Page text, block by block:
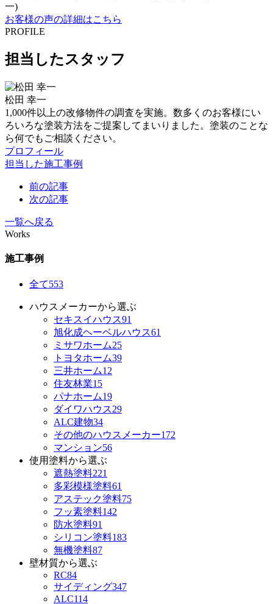
一)
お客様の声の詳細はこちら
PROFILE
担当したスタッフ
松田 幸一
1,000件以上の改修物件の調査を実施。数多くのお客様にい
ろいろな塗装方法をご提案してまいりました。塗装のことな
ら何でもご相談ください。
プロフィール
担当した施工事例
前の記事
次の記事
一覧へ戻る
Works
施工事例
全て553
ハウスメーカーから選ぶ
セキスイハウス91
旭化成ヘーベルハウス61
ミサワホーム25
トヨタホーム39
三井ホーム12
住友林業15
パナホーム19
ダイワハウス29
ALC建物34
その他のハウスメーカー172
マンション56
使用塗料から選ぶ
遮熱塗料221
多彩模様塗料61
アステック塗料75
フッ素塗料142
防水塗料91
シリコン塗料183
無機塗料87
壁材質から選ぶ
RC84
サイディング347
ALC114